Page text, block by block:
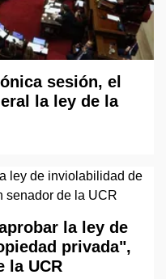
sesión, el
la ley de la
la ley de
privada",
la UCR